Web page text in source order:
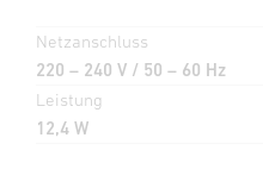
Netzanschluss
220 – 240 V / 50 – 60 Hz
Leistung
12,4 W